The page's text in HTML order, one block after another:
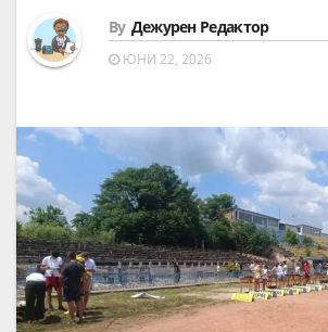
By Дежурен Редактор
ЮНИ 22, 2026